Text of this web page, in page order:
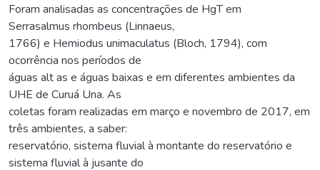
Foram analisadas as concentrações de HgT em
Serrasalmus rhombeus (Linnaeus,
1766) e Hemiodus unimaculatus (Bloch, 1794), com
ocorrência nos períodos de
águas alt as e águas baixas e em diferentes ambientes da
UHE de Curuá Una. As
coletas foram realizadas em março e novembro de 2017, em
três ambientes, a saber:
reservatório, sistema fluvial à montante do reservatório e
sistema fluvial à jusante do